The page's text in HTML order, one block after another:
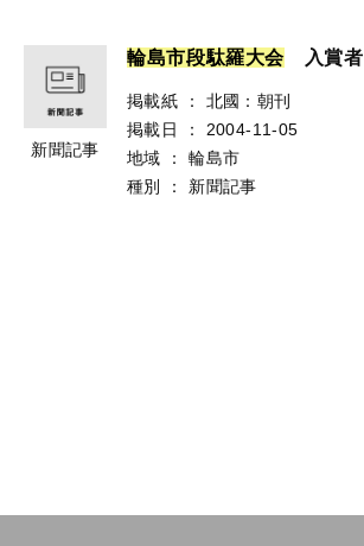
新聞記事
輪島市段駄羅大会 入賞者
掲載紙 ：
北國：朝刊
掲載日
：
2004-11-05
地域
：
輪島市
種別
： 新聞記事